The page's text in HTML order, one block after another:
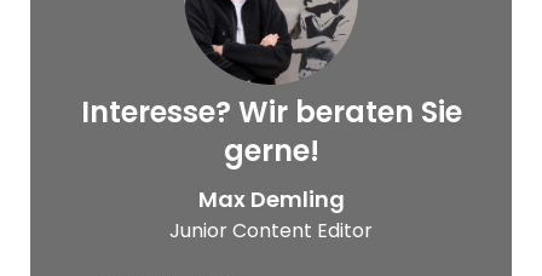
© Service-Bund
Interesse? Wir beraten Sie
gerne!
Max Demling
Junior Content Editor